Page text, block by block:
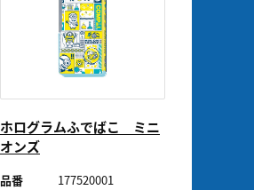
ホログラムふでばこ ミニ
オンズ
品番
177520001